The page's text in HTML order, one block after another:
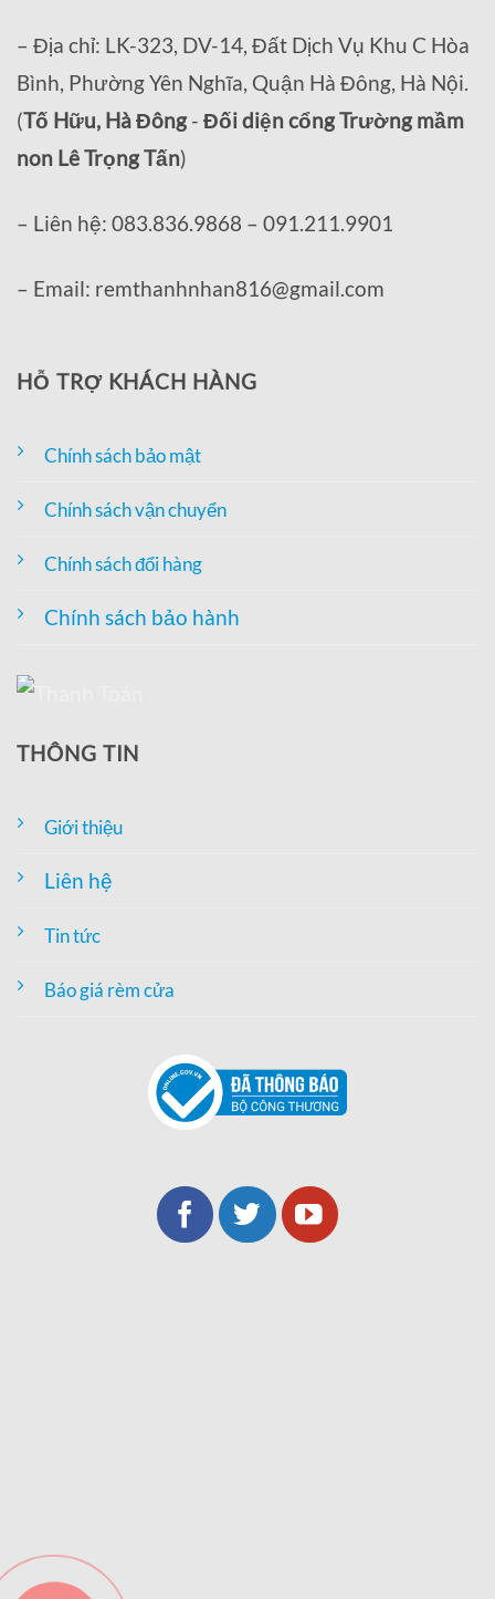
– Địa chỉ: LK-323, DV-14, Đất Dịch Vụ Khu C Hòa
Bình, Phường Yên Nghĩa, Quận Hà Đông, Hà Nội.
(Tố Hữu, Hà Đông- Đối diện cổng Trường mầm
non Lê Trọng Tấn)
– Liên hệ: 083.836.9868 – 091.211.9901
– Email: remthanhnhan816@gmail.com
HỖ TRỢ KHÁCH HÀNG
Chính sách bảo mật
Chính sách vận chuyển
Chính sách đổi hàng
Chính sách bảo hành
THÔNG TIN
Giới thiệu
Liên hệ
Tin tức
Báo giá rèm cửa